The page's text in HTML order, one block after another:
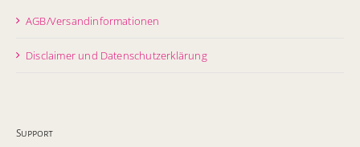
AGB/Versandinformationen
Disclaimer und Datenschutzerklärung
Support